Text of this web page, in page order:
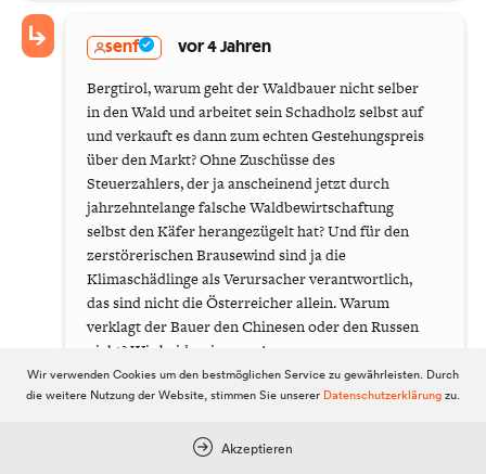
senf vor 4 Jahren
Bergtirol, warum geht der Waldbauer nicht selber
in den Wald und arbeitet sein Schadholz selbst auf
und verkauft es dann zum echten Gestehungspreis
über den Markt? Ohne Zuschüsse des
Steuerzahlers, der ja anscheinend jetzt durch
jahrzehntelange falsche Waldbewirtschaftung
selbst den Käfer herangezügelt hat? Und für den
zerstörerischen Brausewind sind ja die
Klimaschädlinge als Verursacher verantwortlich,
das sind nicht die Österreicher allein. Warum
verklagt der Bauer den Chinesen oder den Russen
nicht? Wir beide wissen es!
Wenn einem Handwerksunternehmen das nicht
keinen Zuschuss aus Steuermittel, oder doch?
Dafür wäre ja auch ein Herr Landtagsabgeordneter
Wir verwenden Cookies um den bestmöglichen Service zu gewährleisten. Durch
die weitere Nutzung der Website, stimmen Sie unserer Datenschutzerklärungzu.
Akzeptieren